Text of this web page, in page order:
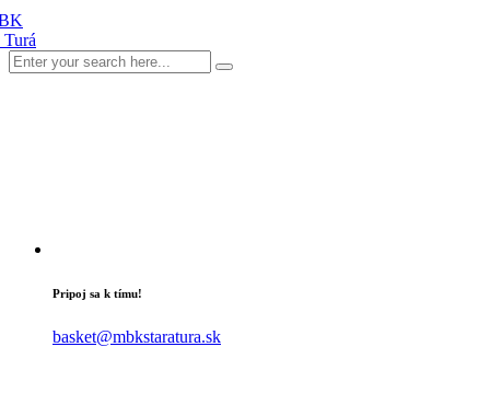
Pripoj sa k tímu!
basket@mbkstaratura.sk